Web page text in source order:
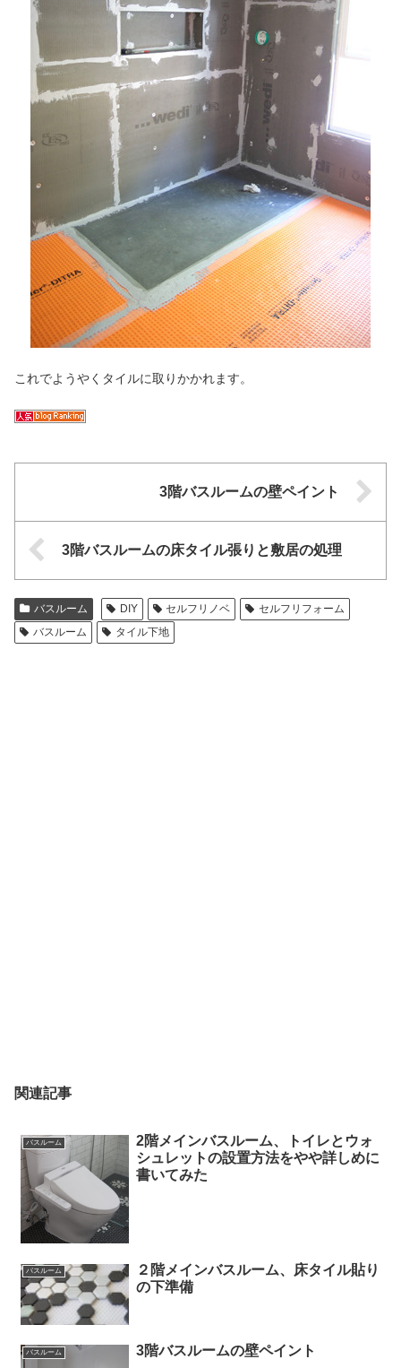
これでようやくタイルに取りかかれます。
3階バスルームの壁ペイント
3階バスルームの床タイル張りと敷居の処理
バスルーム DIY セルフリノベ
セルフリフォーム
バスルーム
タイル下地
関連記事
バスルーム
2階メインバスルーム、トイレとウォ
シュレットの設置方法をやや詳しめに
書いてみた
バスルーム
２階メインバスルーム、床タイル貼り
の下準備
バスルーム 3階バスルームの壁ペイント